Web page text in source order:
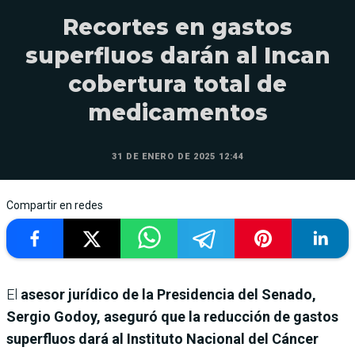
Recortes en gastos
superfluos darán al Incan
cobertura total de
medicamentos
31 DE ENERO DE 2025 12:44
Compartir en redes
El asesor jurídico de la Presidencia del Senado,
Sergio Godoy, aseguró que la reducción de gastos
superfluos dará al Instituto Nacional del Cáncer